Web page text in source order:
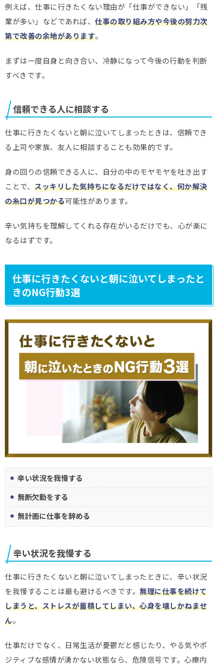
例えば、仕事に行きたくない理由が「仕事ができない」「残
業が多い」などであれば、 仕事の取り組み方や今後の努力次
第で改善の余地があります。
まずは一度自身と向き合い、冷静になって今後の行動を判断
すべきです。
信頼できる人に相談する
仕事に行きたくないと朝に泣いてしまったときは、信頼でき
る上司や家族、友人に相談することも効果的です。
身の回りの信頼できる人に、自分の中のモヤモヤを吐き出す
ことで、 スッキリした気持ちになるだけではなく、何か解決
の糸口が見つかる可能性があります。
辛い気持ちを理解してくれる存在がいるだけでも、心が楽に
なるはずです。
仕事に行きたくないと朝に泣いてしまったと
きのNG行動3選
辛い状況を我慢する
無断欠勤をする
無計画に仕事を辞める
辛い状況を我慢する
仕事に行きたくないと朝に泣いてしまったときに、辛い状況
を我慢することは最も避けるべきです。 無理に仕事を続けて
しまうと、ストレスが蓄積してしまい、心身を壊しかねませ
ん。
仕事だけでなく、日常生活が憂鬱だと感じたり、やる気やポ
ジティブな感情が湧かない状態なら、危険信号です。心療内